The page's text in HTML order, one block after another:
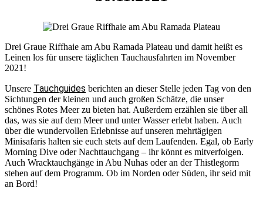
Drei Graue Riffhaie am Abu Ramada Plateau und damit heißt es
Leinen los für unsere täglichen Tauchausfahrten im November
2021!
Unsere Tauchguides berichten an dieser Stelle jeden Tag von den
Sichtungen der kleinen und auch großen Schätze, die unser
schönes Rotes Meer zu bieten hat. Außerdem erzählen sie über all
das, was sie auf dem Meer und unter Wasser erlebt haben. Auch
über die wundervollen Erlebnisse auf unseren mehrtägigen
Minisafaris halten sie euch stets auf dem Laufenden. Egal, ob Early
Morning Dive oder Nachttauchgang – ihr könnt es mitverfolgen.
Auch Wracktauchgänge in Abu Nuhas oder an der Thistlegorm
stehen auf dem Programm. Ob im Norden oder Süden, ihr seid mit
an Bord!